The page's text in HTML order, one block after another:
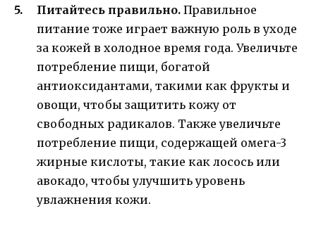
Питайтесь правильно. Правильное
питание тоже играет важную роль в уходе
за кожей в холодное время года. Увеличьте
потребление пищи, богатой
антиоксидантами, такими как фрукты и
овощи, чтобы защитить кожу от
свободных радикалов. Также увеличьте
потребление пищи, содержащей омега-3
жирные кислоты, такие как лосось или
авокадо, чтобы улучшить уровень
увлажнения кожи.